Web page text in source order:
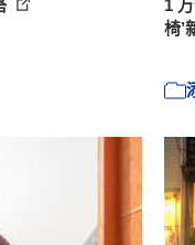
1
椅’